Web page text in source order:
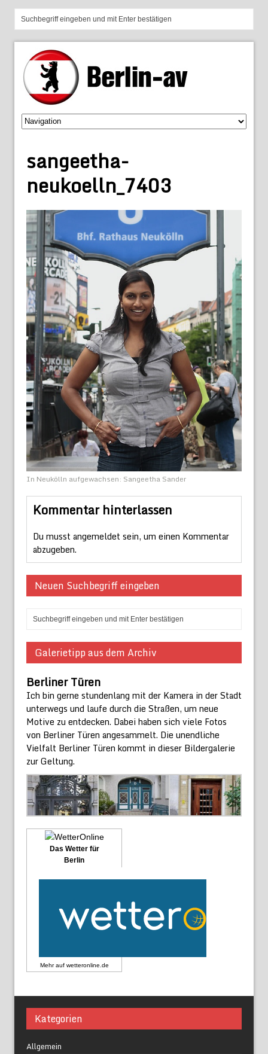
sangeetha-
neukoelln_7403
In Neukölln aufgewachsen: Sangeetha Sander
Kommentar hinterlassen
Du musst angemeldet sein, um einen Kommentar
abzugeben.
Neuen Suchbegriff eingeben
Galerietipp aus dem Archiv
Berliner Türen
Ich bin gerne stundenlang mit der Kamera in der Stadt
unterwegs und laufe durch die Straßen, um neue
Motive zu entdecken. Dabei haben sich viele Fotos
von Berliner Türen angesammelt. Die unendliche
Vielfalt Berliner Türen kommt in dieser Bildergalerie
zur Geltung.
Das Wetter für
Berlin
Mehr auf wetteronline.de
Kategorien
Allgemein